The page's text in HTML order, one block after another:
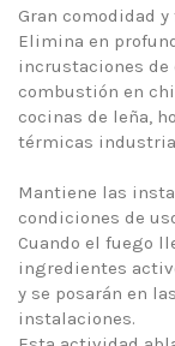
Gran comodidad
Elimina en
incrustaciones
combustión en
cocinas de leña,
térmicas
Mantiene las
condiciones de
Cuando el fuego
ingredientes
y se posarán en
instalaciones.